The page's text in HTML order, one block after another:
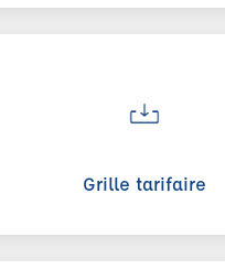
Grille tarifaire